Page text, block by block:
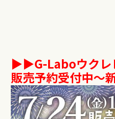
▶︎▶︎G-Laboウク
販売予約受付中～